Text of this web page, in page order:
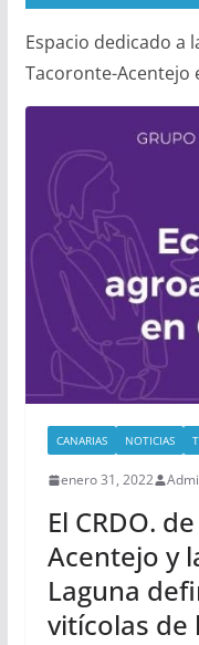
Espacio dedicado a
Tacoronte-Acentejo
CANARIAS NOTICIAS
enero 31, 2022
El CRDO.
Acentejo y
Laguna
vitícolas de